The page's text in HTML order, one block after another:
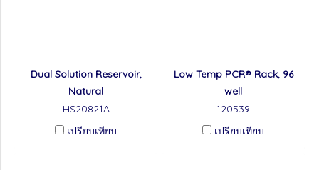
Dual Solution Reservoir,
Natural
HS20821A
เปรียบเทียบ
Low Temp PCR® Rack, 96
well
120539
เปรียบเทียบ